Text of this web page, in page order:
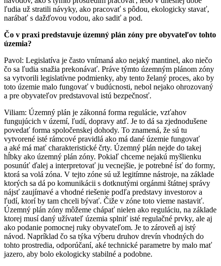
ľudia už stratili návyky, ako pracovať s pôdou, ekologicky stavať,
narábať s dažďovou vodou, ako sadiť a pod.
Čo v praxi predstavuje územný plán zóny pre obyvateľov tohto
územia?
Pavol: Legislatíva je často vnímaná ako nejaký mantinel, ako niečo
čo sa ľudia snažia prekonávať. Práve týmto územným plánom zóny
sa vytvorili legislatívne podmienky, aby tento želaný proces, ako by
toto územie malo fungovať v budúcnosti, nebol nejako ohrozovaný
a pre obyvateľov predstavoval istú bezpečnosť.
Viliam: Územný plán je zákonná forma regulácie, vzťahov
fungujúcich v území, ľudí, dopravy atď. Je to dá sa zjednodušene
povedať forma spoločenskej dohody. To znamená, že sú tu
vytvorené isté rámcové pravidlá ako má dané územie fungovať
a aké má mať charakteristické črty. Územný plán nejde do takej
hĺbky ako územný plán zóny. Pokiaľ chceme nejakú myšlienku
posunúť ďalej a interpretovať ju vecnejšie, je potrebné ísť do formy,
ktorá sa volá zóna. V tejto zóne sú už legitímne nástroje, na základe
ktorých sa dá po komunikácii s dotknutými orgánmi štátnej správy
nájsť zaujímavé a vhodné riešenie podľa predstavy investorov a
ľudí, ktorí by tam chceli bývať. Čiže v zóne toto vieme nastaviť.
Územný plán zóny môžeme chápať nielen ako reguláciu, na základe
ktorej musí daný užívateľ územia splniť isté regulačné prvky, ale aj
ako podanie pomocnej ruky obyvateľom. Je to zároveň aj istý
návod. Napríklad čo sa týka výberu druhov drevín vhodných do
tohto prostredia, odporúčaní, aké technické parametre by malo mať
jazero, aby bolo ekologicky stabilné a podobne.